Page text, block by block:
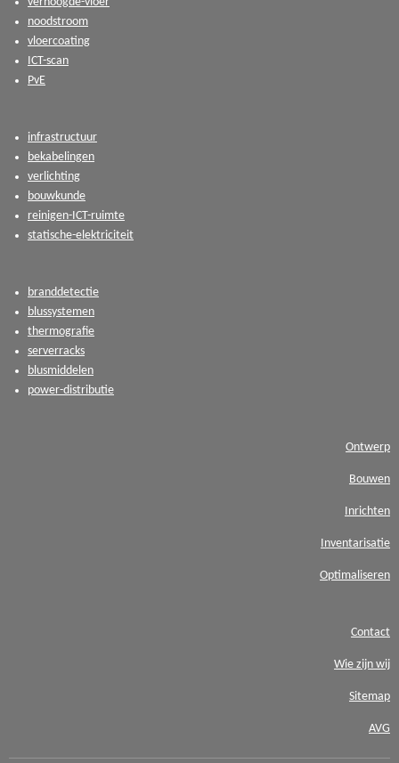
noodstroom
vloercoating
ICT-scan
PvE
infrastructuur
bekabelingen
verlichting
bouwkunde
reinigen-ICT-ruimte
statische-elektriciteit
branddetectie
blussystemen
thermografie
serverracks
blusmiddelen
power-distributie
Ontwerp
Bouwen
Inrichten
Inventarisatie
Optimaliseren
Contact
Wie zijn wij
Sitemap
AVG